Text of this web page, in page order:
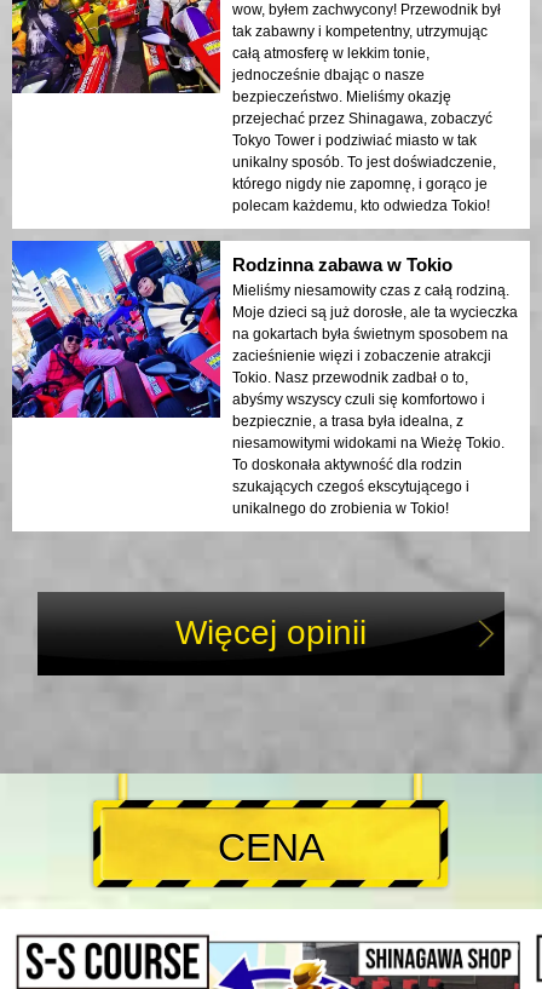
wow, byłem zachwycony! Przewodnik był
tak zabawny i kompetentny, utrzymując
całą atmosferę w lekkim tonie,
jednocześnie dbając o nasze
bezpieczeństwo. Mieliśmy okazję
przejechać przez Shinagawa, zobaczyć
Tokyo Tower i podziwiać miasto w tak
unikalny sposób. To jest doświadczenie,
którego nigdy nie zapomnę, i gorąco je
polecam każdemu, kto odwiedza Tokio!
Rodzinna zabawa w Tokio
Mieliśmy niesamowity czas z całą rodziną.
Moje dzieci są już dorosłe, ale ta wycieczka
na gokartach była świetnym sposobem na
zacieśnienie więzi i zobaczenie atrakcji
Tokio. Nasz przewodnik zadbał o to,
abyśmy wszyscy czuli się komfortowo i
bezpiecznie, a trasa była idealna, z
niesamowitymi widokami na Wieżę Tokio.
To doskonała aktywność dla rodzin
szukających czegoś ekscytującego i
unikalnego do zrobienia w Tokio!
Więcej opinii
CENA